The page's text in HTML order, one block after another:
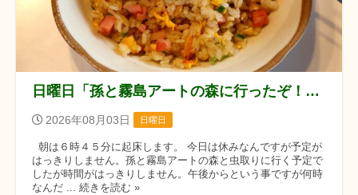
日曜日「孫と霧島アートの森に行ったぞ！！」の巻
2026年08月03日 日曜日
朝は６時４５分に起床します。 今日は休みなんですが予定が
はっきりしません。孫と霧島アートの森と虫取りに行く予定で
したが時間がはっきりしません。午後からという事ですが何時
なんだ ... 続きを読む »